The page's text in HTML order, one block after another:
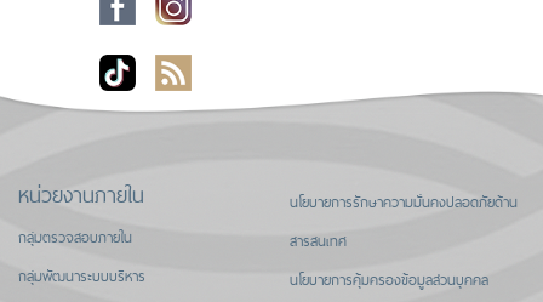
หน่วยงานภายใน
กลุ่มตรวจสอบภายใน
กลุ่มพัฒนาระบบบริหาร
นโยบายการรักษาความมั่นคงปลอดภัยด้าน
สารสนเทศ
นโยบายการคุ้มครองข้อมูลส่วนบุคคล